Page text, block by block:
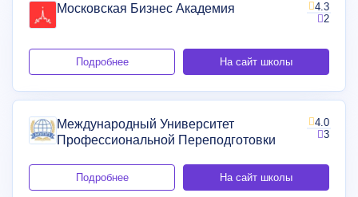
Московская Бизнес Академия
4.3
2
Подробнее На сайт школы
Международный Университет
Профессиональной Переподготовки
4.0
3
Подробнее На сайт школы